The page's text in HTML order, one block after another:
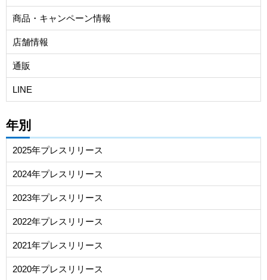
商品・キャンペーン情報
店舗情報
通販
LINE
年別
2025年プレスリリース
2024年プレスリリース
2023年プレスリリース
2022年プレスリリース
2021年プレスリリース
2020年プレスリリース